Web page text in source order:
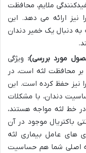
ملایم، محافظت
نیز ارائه می دهد. این
دنبال یک خمیر دندان
ویژگی
محافظت لثه است، در
نیز حفظ کرده است. این
دندان، با مشکلات
در خط لثه مواجه هستند،
باکتریال موجود در آن
های عامل بیماری لثه
اصلی شما هم حساسیت